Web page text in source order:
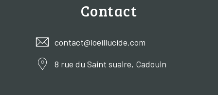
Contact
contact@loeillucide.com
8 rue du Saint suaire, Cadouin